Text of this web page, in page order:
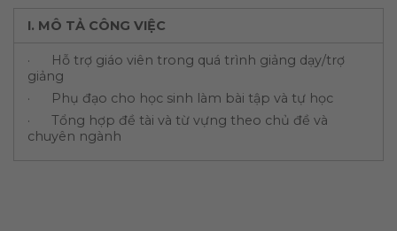
I. MÔ TẢ CÔNG VIỆC
· Hỗ trợ giáo viên trong quá trình giảng dạy/trợ
giảng
· Phụ đạo cho học sinh làm bài tập và tự học
· Tổng hợp đề tài và từ vựng theo chủ đề và
chuyên ngành